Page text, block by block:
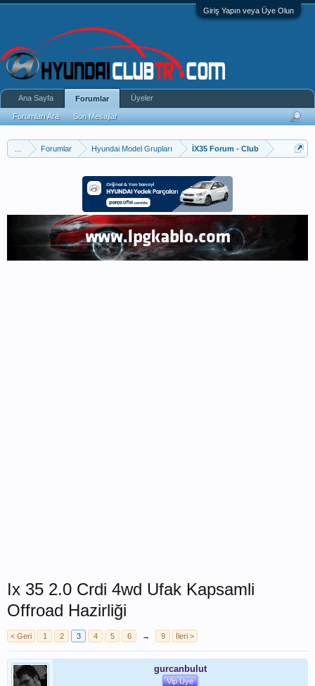
Giriş Yapın veya Üye Olun
Forumlar Hyundai Model Grupları İX35 Forum - Club
Ix 35 2.0 Crdi 4wd Ufak Kapsamli
Offroad Hazirliği
< Geri 1 2 3 4 5 6 → 9 İleri >
gurcanbulut
Vip Üye
Ana Sayfa Forumlar
Forumları Ara Son Mesajlar
Üyeler